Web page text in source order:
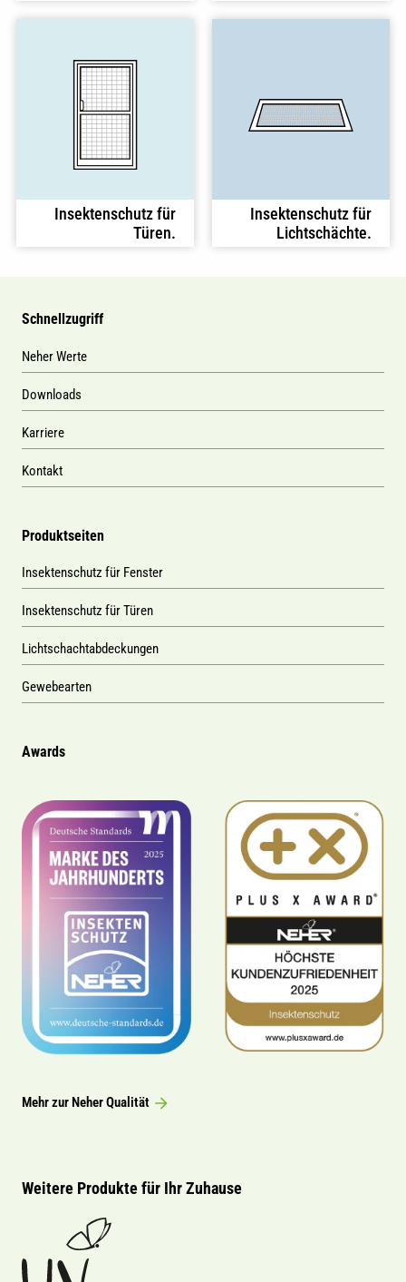
Insektenschutz für
Türen.
Insektenschutz für
Lichtschächte.
Schnellzugriff
Neher Werte
Downloads
Karriere
Kontakt
Produktseiten
Insektenschutz für Fenster
Insektenschutz für Türen
Lichtschachtabdeckungen
Gewebearten
Awards
Mehr zur Neher Qualität
Weitere Produkte für Ihr Zuhause